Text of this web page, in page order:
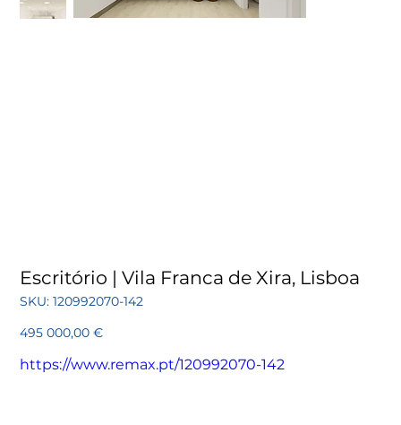
Escritório | Vila Franca de Xira, Lisboa
SKU: SKU
120992070-
120992070-142
Preço
495 000,00 €
https://www.remax.pt/120992070-142